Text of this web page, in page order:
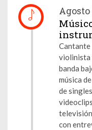
Agosto
violinista
banda
música
de
con